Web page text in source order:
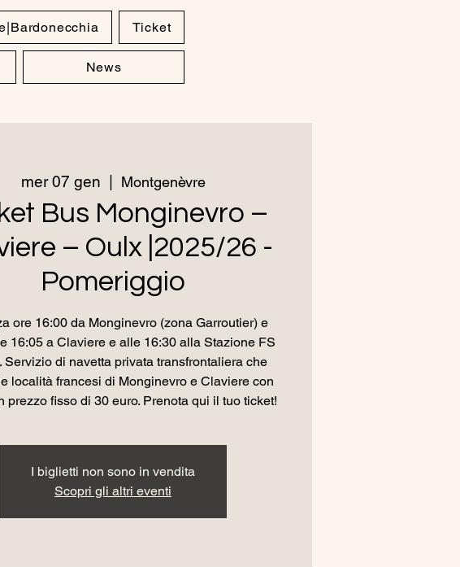
Ticket
News
mer 07 gen Montgenèvre
Bus Monginevro –
– Oulx |2025/26 -
Pomeriggio
ore 16:00 da Monginevro (zona Garroutier) e
16:05 a Claviere e alle 16:30 alla Stazione FS
Servizio di navetta privata transfrontaliera che
località francesi di Monginevro e Claviere con
prezzo fisso di 30 euro. Prenota qui il tuo ticket!
I biglietti non sono in vendita
Scopri gli altri eventi